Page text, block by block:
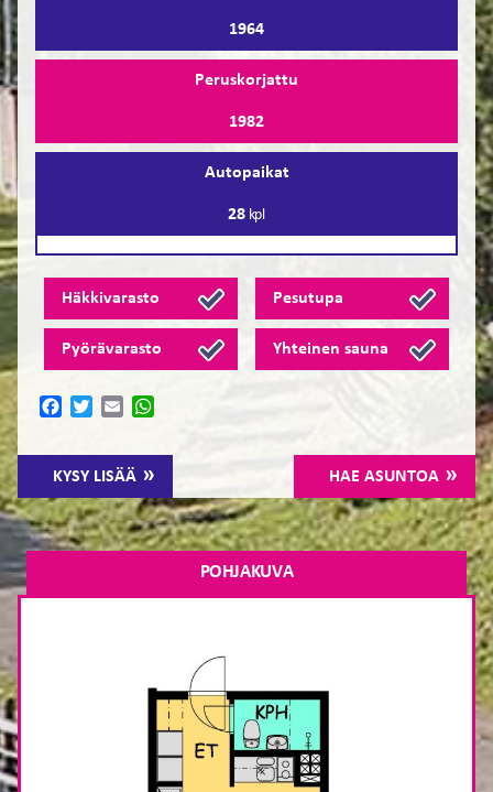
1964
Peruskorjattu
1982
Autopaikat
28kpl
Häkkivarasto Pesutupa
Pyörävarasto Yhteinen sauna
KYSY LISÄÄ HAE ASUNTOA
FacebookTwitterEmail
POHJAKUVA